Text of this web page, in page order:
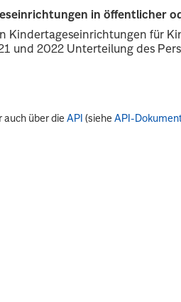
in öffentlicher
Kindertageseinrichtungen für
und 2022 Unterteilung des
auch über dieAPI (sieheAPI-